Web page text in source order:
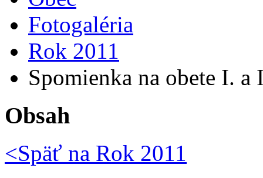
Fotogaléria
Rok 2011
Spomienka na obete I.
Obsah
<Späť na Rok 2011